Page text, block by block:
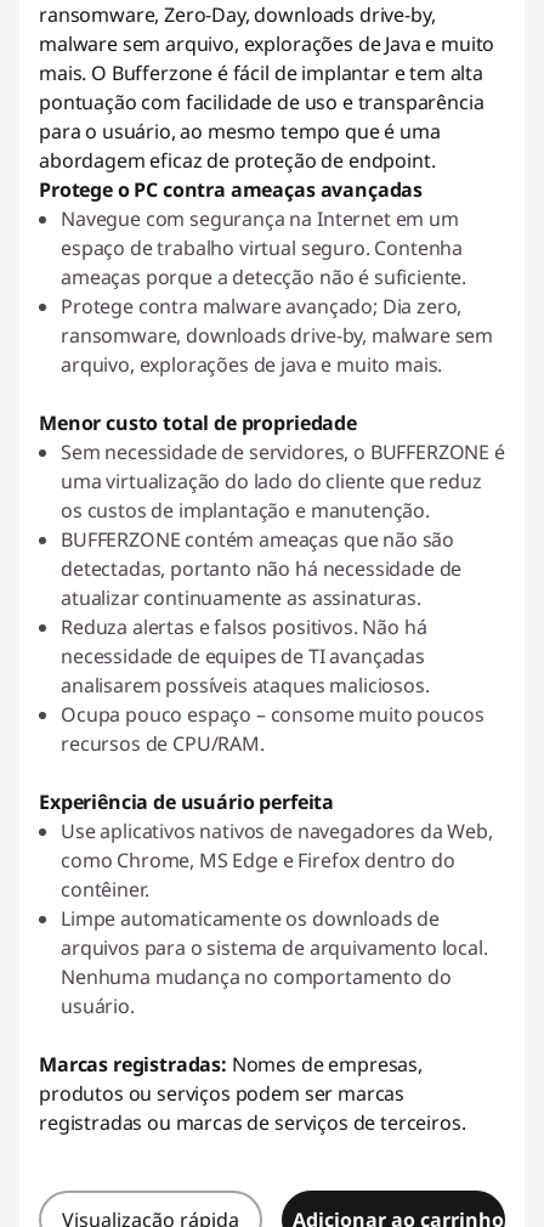
ransomware, Zero-Day, downloads drive-by,
malware sem arquivo, explorações de Java e muito
mais. O Bufferzone é fácil de implantar e tem alta
pontuação com facilidade de uso e transparência
para o usuário, ao mesmo tempo que é uma
abordagem eficaz de proteção de endpoint.
Protege o PC contra ameaças avançadas
Navegue com segurança na Internet em um
espaço de trabalho virtual seguro. Contenha
ameaças porque a detecção não é suficiente.
Protege contra malware avançado; Dia zero,
ransomware, downloads drive-by, malware sem
arquivo, explorações de java e muito mais.
Menor custo total de propriedade
Sem necessidade de servidores, o BUFFERZONE é
uma virtualização do lado do cliente que reduz
os custos de implantação e manutenção.
BUFFERZONE contém ameaças que não são
detectadas, portanto não há necessidade de
atualizar continuamente as assinaturas.
Reduza alertas e falsos positivos. Não há
necessidade de equipes de TI avançadas
analisarem possíveis ataques maliciosos.
Ocupa pouco espaço – consome muito poucos
recursos de CPU/RAM.
Experiência de usuário perfeita
Use aplicativos nativos de navegadores da Web,
como Chrome, MS Edge e Firefox dentro do
contêiner.
Limpe automaticamente os downloads de
arquivos para o sistema de arquivamento local.
Nenhuma mudança no comportamento do
usuário.
Marcas registradas: Nomes de empresas,
produtos ou serviços podem ser marcas
registradas ou marcas de serviços de terceiros.
Visualização rápida Adicionar ao carrinho